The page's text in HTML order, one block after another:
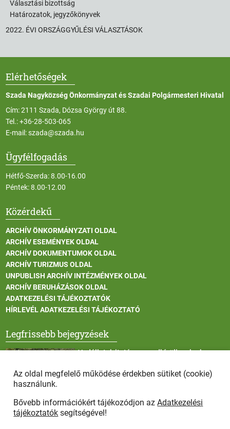
Választási bizottság
Határozatok, jegyzőkönyvek
2022. ÉVI ORSZÁGGYŰLÉSI VÁLASZTÁSOK
Elérhetőségek
Szada Nagyközség Önkormányzat és Szadai Polgármesteri Hivatal
Cím: 2111 Szada, Dózsa György út 88.
Tel.:+36-28-503-065
E-mail:szada@szada.hu
Ügyfélfogadás
Hétfő-Szerda: 8.00-16.00
Péntek: 8.00-12.00
Közérdekű
ARCHÍV ÖNKORMÁNYZATI OLDAL
ARCHÍV ESEMÉNYEK OLDAL
ARCHÍV DOKUMENTUMOK OLDAL
ARCHÍV TURIZMUS OLDAL
UNPUBLISH ARCHÍV INTÉZMÉNYEK OLDAL
ARCHÍV BERUHÁZÁSOK OLDAL
ADATKEZELÉSI TÁJÉKOZTATÓK
HÍRLEVÉL ADATKEZELÉSI TÁJÉKOZTATÓ
Legfrissebb bejegyzések
Vadállatok itatása a rendkívüli melegben
Afrikai sertéspestis - kérések a lakosság felé
Az oldal megfelelő működése érdekben sütiket (cookie)
használunk.
Bővebb információkért tájékozódjon azAdatkezelési
tájékoztatók segítségével!